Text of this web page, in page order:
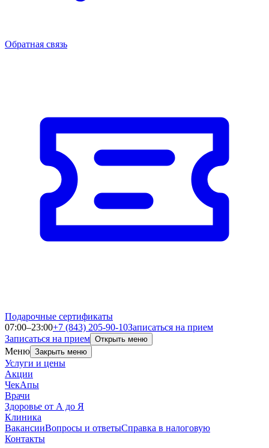
Обратная связь
Подарочные сертификаты
07:00–23:00+7 (843) 205-90-10Записаться на прием
Записаться на прием Открыть меню
Меню Закрыть меню
Услуги и цены
Акции
ЧекАпы
Врачи
Здоровье от А до Я
Клиника
ВакансииВопросы и ответыСправка в налоговую
Контакты